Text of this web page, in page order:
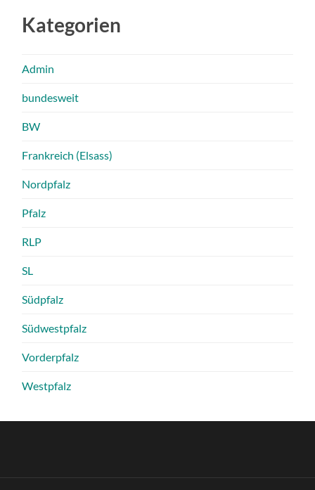
Kategorien
Admin
bundesweit
BW
Frankreich (Elsass)
Nordpfalz
Pfalz
RLP
SL
Südpfalz
Südwestpfalz
Vorderpfalz
Westpfalz